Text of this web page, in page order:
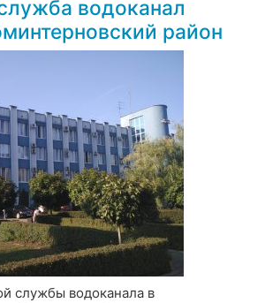
водоканал
район
службы водоканала в